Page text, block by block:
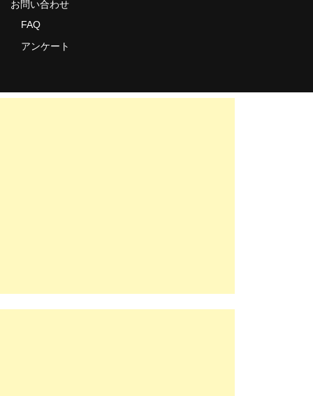
お問い合わせ
FAQ
アンケート